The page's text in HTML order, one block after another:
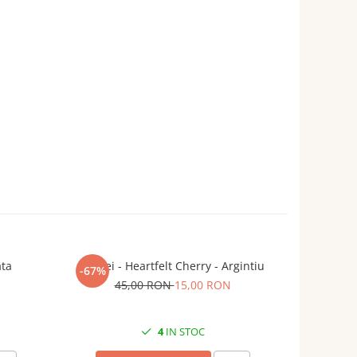
-67%
Cercei - Heartfelt Cherry - Argintiu
45,00 RON15,00 RON
4IN STOC